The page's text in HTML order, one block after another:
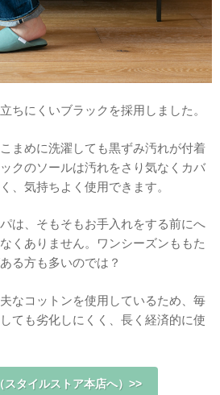
ちにくいブラックを採用しました。
まめに洗濯しても黒ずみ汚れが付着
クのソールは汚れをさり気なくカバ
、気持ちよく使用できます。
は、そもそもお手入れをする前にへ
くありません。ワンシーズンももた
る方も多いのでは？
なコットンを使用しているため、毎
ても劣化しにくく、長く経済的に使
スタイルストア本店へ）>>